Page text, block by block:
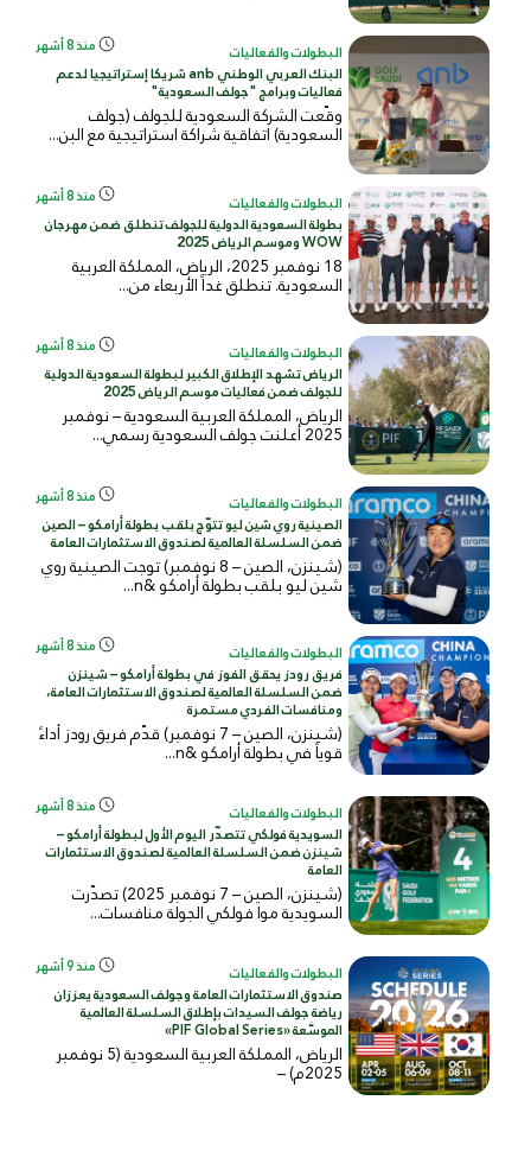
البطولات والفعاليات منذ 8 أشهر
البنك العربي الوطني anb شريكا إستراتيجيا لدعم
فعاليات وبرامج "جولف السعودية"
وقّعت الشركة السعودية للجولف (جولف
السعودية) اتفاقية شراكة استراتيجية مع البن...
البطولات والفعاليات منذ 8 أشهر
بطولة السعودية الدولية للجولف تنطلق ضمن مهرجان
WOW وموسم الرياض 2025
18 نوفمبر 2025، الرياض، المملكة العربية
السعودية. تنطلق غداً الأربعاء من...
البطولات والفعاليات منذ 8 أشهر
الرياض تشهد الإطلاق الكبير لبطولة السعودية الدولية
للجولف ضمن فعاليات موسم الرياض 2025
الرياض، المملكة العربية السعودية – نوفمبر
2025 أعلنت جولف السعودية رسمي...
البطولات والفعاليات منذ 8 أشهر
الصينية روي شين ليو تتوّج بلقب بطولة أرامكو – الصين
ضمن السلسلة العالمية لصندوق الاستثمارات العامة
(شينزن، الصين – 8 نوفمبر) توجت الصينية روي
شين ليو بلقب بطولة أرامكو &n...
البطولات والفعاليات منذ 8 أشهر
فريق رودز يحقق الفوز في بطولة أرامكو – شينزن
ضمن السلسلة العالمية لصندوق الاستثمارات العامة،
ومنافسات الفردي مستمرة
(شينزن، الصين – 7 نوفمبر) قدّم فريق رودز أداءً
قوياً في بطولة أرامكو &n...
البطولات والفعاليات منذ 8 أشهر
السويدية فولكي تتصدّر اليوم الأول لبطولة أرامكو –
شينزن ضمن السلسلة العالمية لصندوق الاستثمارات
العامة
(شينزن، الصين – 7 نوفمبر 2025) تصدّرت
السويدية موا فولكي الجولة منافسات...
البطولات والفعاليات منذ 9 أشهر
صندوق الاستثمارات العامة وجولف السعودية يعززان
رياضة جولف السيدات بإطلاق السلسلة العالمية
الموسَّعة «PIF Global Series»
الرياض، المملكة العربية السعودية (5 نوفمبر
2025م) –